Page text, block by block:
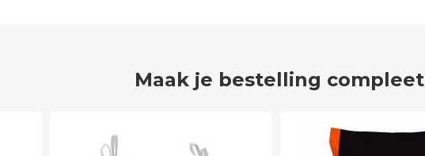
Maak je bestelling compleet